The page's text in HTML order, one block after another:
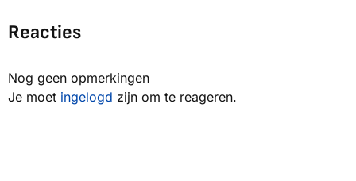
Reacties
Nog geen opmerkingen
Je moet ingelogd zijn om te reageren.